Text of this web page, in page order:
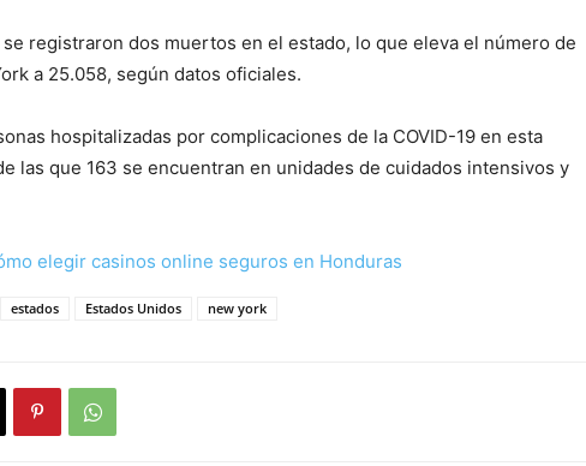
registraron dos muertos en el estado, lo que eleva el número de
a 25.058, según datos oficiales.
hospitalizadas por complicaciones de la COVID-19 en esta
las que 163 se encuentran en unidades de cuidados intensivos y
elegir casinos online seguros en Honduras
estados Estados Unidos new york